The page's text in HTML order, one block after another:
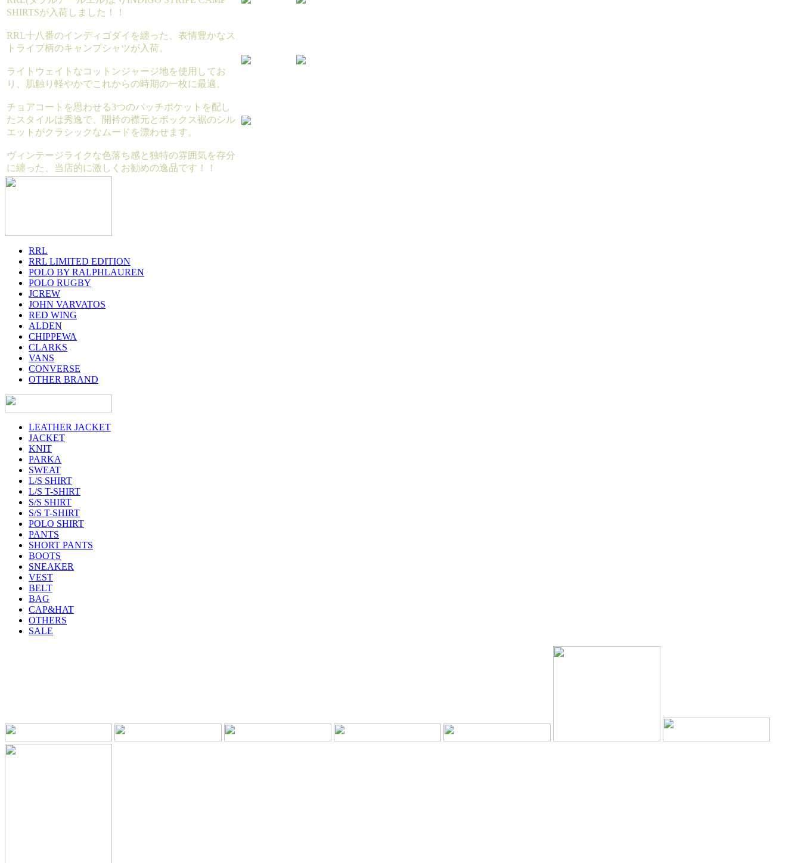
SHIRTSが入荷しました！！
RRL十八番のインディゴダイを纏った、表情豊かなス
トライプ柄のキャンプシャツが入荷。
ライトウェイトなコットンジャージ地を使用してお
り、肌触り軽やかでこれからの時期の一枚に最適。
チョアコートを思わせる3つのパッチポケットを配し
たスタイルは秀逸で、開衿の襟元とボックス裾のシル
エットがクラシックなムードを漂わせます。
ヴィンテージライクな色落ち感と独特の雰囲気を存分
に纏った、当店的に激しくお勧めの逸品です！！
RRL
RRL LIMITED EDITION
POLO BY RALPHLAUREN
POLO RUGBY
JCREW
JOHN VARVATOS
RED WING
ALDEN
CHIPPEWA
CLARKS
VANS
CONVERSE
OTHER BRAND
LEATHER JACKET
JACKET
KNIT
PARKA
SWEAT
L/S SHIRT
L/S T-SHIRT
S/S SHIRT
S/S T-SHIRT
POLO SHIRT
PANTS
SHORT PANTS
BOOTS
SNEAKER
VEST
BELT
BAG
CAP&HAT
OTHERS
SALE